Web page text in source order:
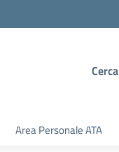
Cerca
Area Personale ATA